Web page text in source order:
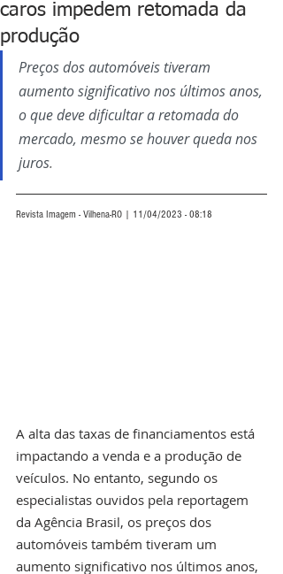
caros impedem retomada da
produção
Preços dos automóveis tiveram
aumento significativo nos últimos anos,
o que deve dificultar a retomada do
mercado, mesmo se houver queda nos
juros.
Revista Imagem - Vilhena-RO | 11/04/2023 - 08:18
A alta das taxas de financiamentos está
impactando a venda e a produção de
veículos. No entanto, segundo os
especialistas ouvidos pela reportagem
da Agência Brasil, os preços dos
automóveis também tiveram um
aumento significativo nos últimos anos,